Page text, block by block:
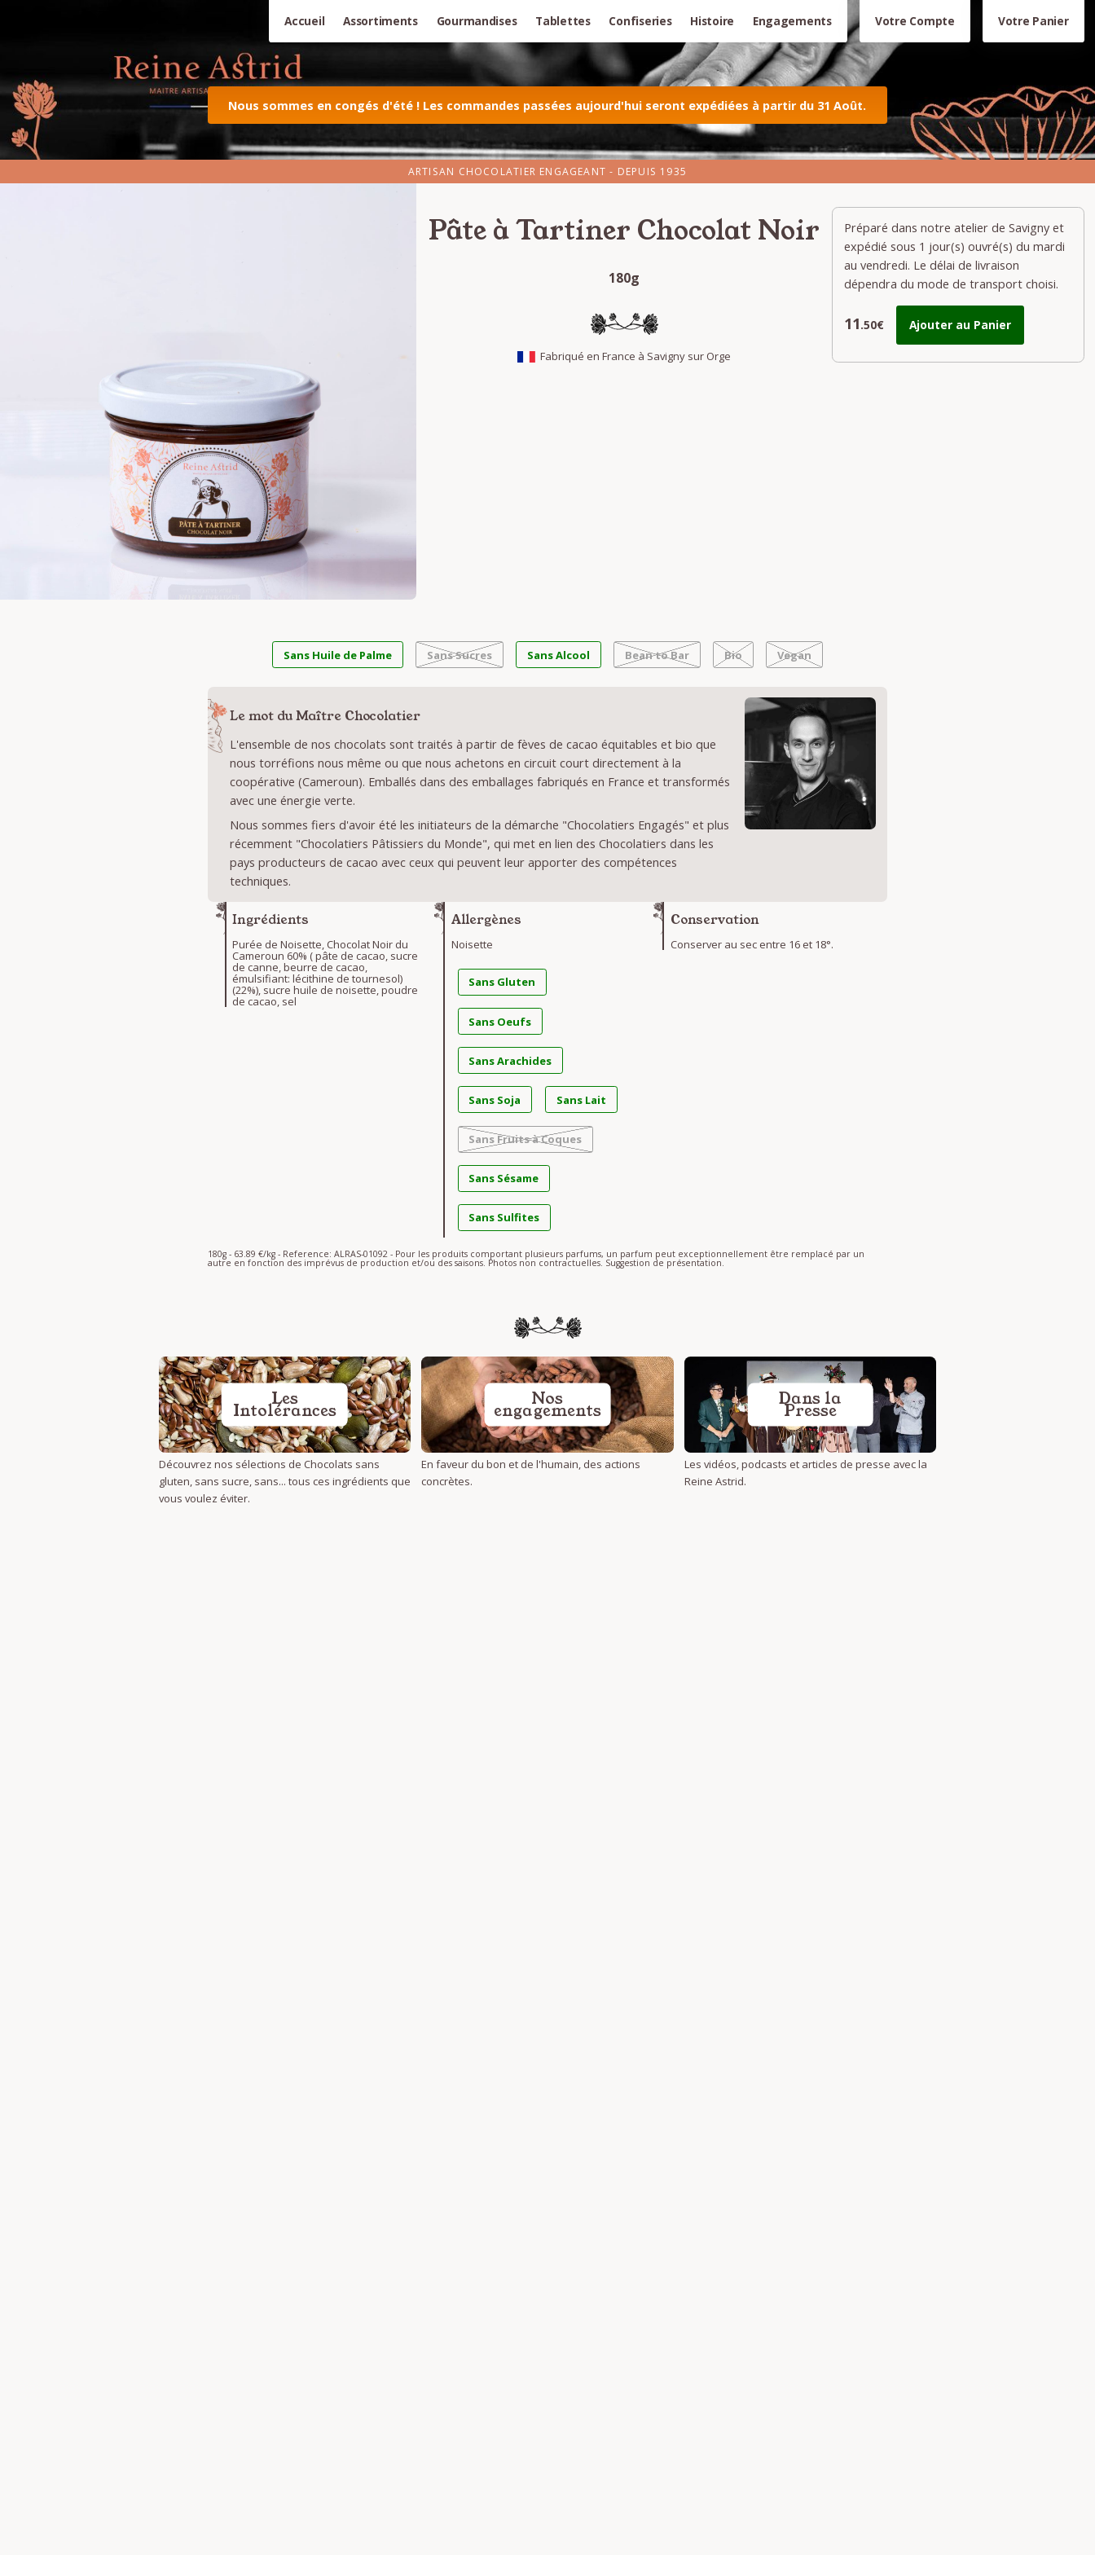
Accueil Assortiments Gourmandises Tablettes Confiseries Histoire Engagements Votre Compte Votre Panier
Nous sommes en congés d'été ! Les commandes passées aujourd'hui seront expédiées à partir du 31 Août.
ARTISAN CHOCOLATIER ENGAGEANT - DEPUIS 1935
Pâte à Tartiner Chocolat Noir
180g
Fabriqué en France à Savigny sur Orge
Préparé dans notre atelier de Savigny et
expédié sous 1 jour(s) ouvré(s) du mardi
au vendredi. Le délai de livraison
dépendra du mode de transport choisi.
11.50€ Ajouter au Panier
Sans Huile de Palme Sans Sucres Sans Alcool Bean to Bar Bio Vegan
Le mot du Maître Chocolatier
L'ensemble de nos chocolats sont traités à partir de fèves de cacao équitables et bio que
nous torréfions nous même ou que nous achetons en circuit court directement à la
coopérative (Cameroun). Emballés dans des emballages fabriqués en France et transformés
avec une énergie verte.
Nous sommes fiers d'avoir été les initiateurs de la démarche "Chocolatiers Engagés" et plus
récemment "Chocolatiers Pâtissiers du Monde", qui met en lien des Chocolatiers dans les
pays producteurs de cacao avec ceux qui peuvent leur apporter des compétences
techniques.
Ingrédients
Purée de Noisette, Chocolat Noir du
Cameroun 60% ( pâte de cacao, sucre
de canne, beurre de cacao,
émulsifiant: lécithine de tournesol)
(22%), sucre huile de noisette, poudre
de cacao, sel
Allergènes
Noisette
Sans Gluten
Sans Oeufs
Sans Arachides
Sans Soja Sans Lait
Sans Fruits à Coques
Sans Sésame
Sans Sulfites
Conservation
Conserver au sec entre 16 et 18°.
180g - 63.89 €/kg - Reference: ALRAS-01092 - Pour les produits comportant plusieurs parfums, un parfum peut exceptionnellement être remplacé par un
autre en fonction des imprévus de production et/ou des saisons. Photos non contractuelles. Suggestion de présentation.
Les
Intolérances
Découvrez nos sélections de Chocolats sans
gluten, sans sucre, sans... tous ces ingrédients que
vous voulez éviter.
Nos
engagements
En faveur du bon et de l'humain, des actions
concrètes.
Dans la
Presse
Les vidéos, podcasts et articles de presse avec la
Reine Astrid.